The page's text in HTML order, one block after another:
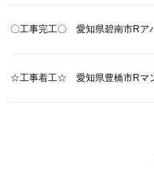
〇工事完工〇 愛知県碧南市Rア
☆工事着工☆ 愛知県豊橋市Rマ